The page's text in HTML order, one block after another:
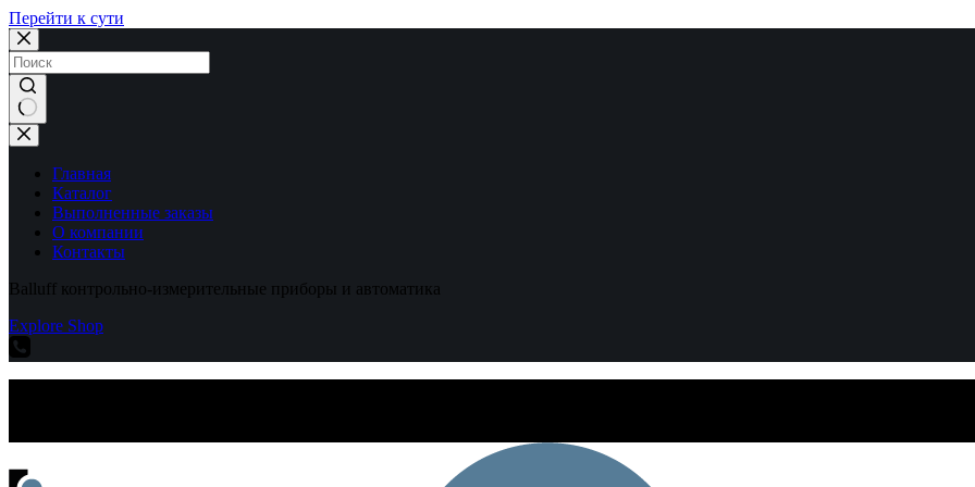
Перейти к сути
Ничего
не
найденоГлавная
Каталог
Выполненные заказы
О компании
Контакты
Balluff контрольно-измерительные приборы и автоматика
Explore Shop